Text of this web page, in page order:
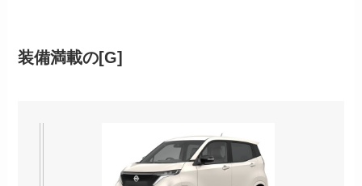
装備満載の[G]